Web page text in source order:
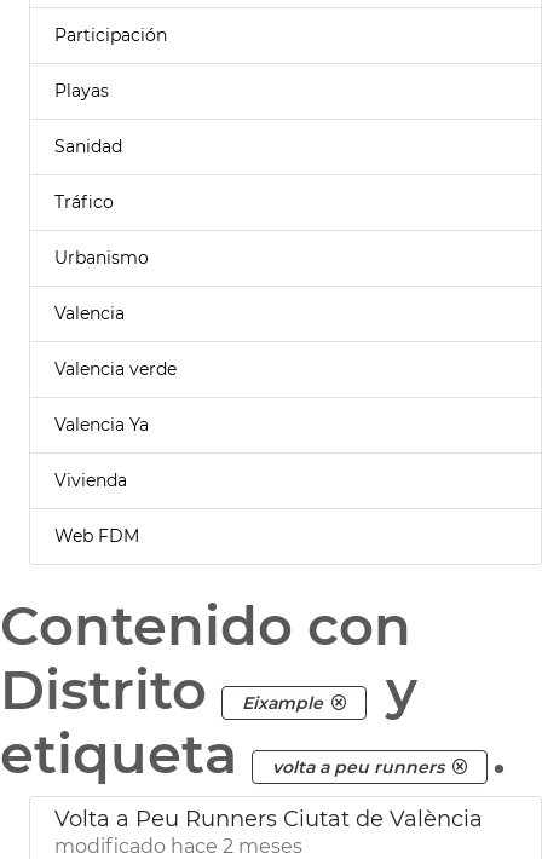
Participación
Playas
Sanidad
Tráfico
Urbanismo
Valencia
Valencia verde
Valencia Ya
Vivienda
Web FDM
Contenido con
Distrito
Eixample
y
etiqueta
volta a peu runners .
Volta a Peu Runners Ciutat de València
modificado hace 2 meses